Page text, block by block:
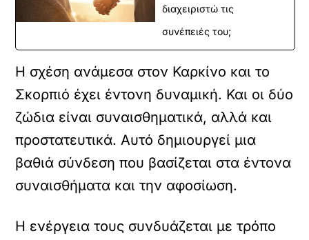
διαχειριστώ τις
συνέπειές του;
Η σχέση ανάμεσα στον Καρκίνο και το
Σκορπιό έχει έντονη δυναμική. Και οι δύο
ζώδια είναι συναισθηματικά, αλλά και
προστατευτικά. Αυτό δημιουργεί μια
βαθιά σύνδεση που βασίζεται στα έντονα
συναισθήματα και την αφοσίωση.
Η ενέργεια τους συνδυάζεται με τρόπο